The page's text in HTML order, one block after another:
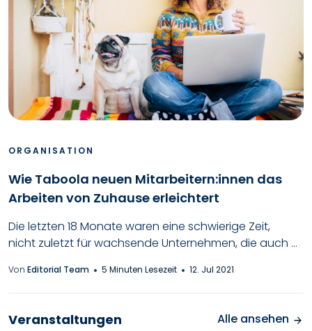
ORGANISATION
Wie Taboola neuen Mitarbeitern:innen das
Arbeiten von Zuhause erleichtert
Die letzten 18 Monate waren eine schwierige Zeit,
nicht zuletzt für wachsende Unternehmen, die auch ...
Von Editorial Team 5 Minuten Lesezeit 12. Jul 2021
Veranstaltungen Alle ansehen